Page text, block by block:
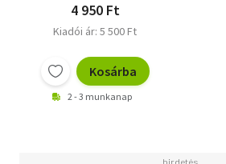
4 950 Ft
Kiadói ár: 5 500 Ft
Kosárba
2 - 3 munkanap